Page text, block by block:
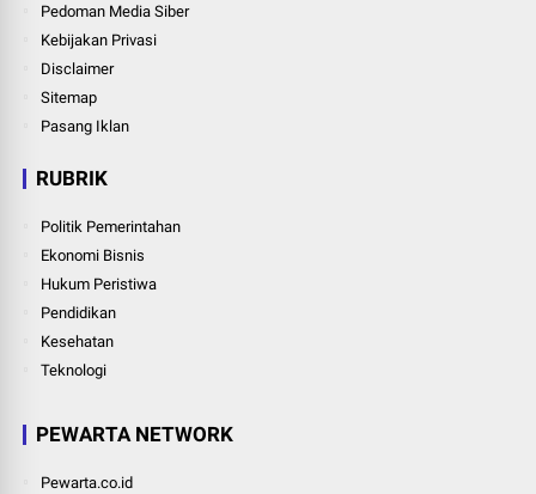
Pedoman Media Siber
Kebijakan Privasi
Disclaimer
Sitemap
Pasang Iklan
RUBRIK
Politik Pemerintahan
Ekonomi Bisnis
Hukum Peristiwa
Pendidikan
Kesehatan
Teknologi
PEWARTA NETWORK
Pewarta.co.id